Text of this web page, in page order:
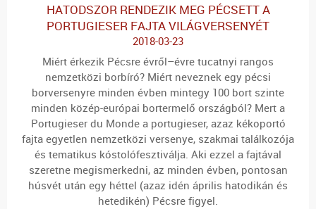
HATODSZOR RENDEZIK MEG PÉCSETT A
PORTUGIESER FAJTA VILÁGVERSENYÉT
2018-03-23
Miért érkezik Pécsre évről–évre tucatnyi rangos
nemzetközi borbíró? Miért neveznek egy pécsi
borversenyre minden évben mintegy 100 bort szinte
minden közép-európai bortermelő országból? Mert a
Portugieser du Monde a portugieser, azaz kékoportó
fajta egyetlen nemzetközi versenye, szakmai találkozója
és tematikus kóstolófesztiválja. Aki ezzel a fajtával
szeretne megismerkedni, az minden évben, pontosan
húsvét után egy héttel (azaz idén április hatodikán és
hetedikén) Pécsre figyel.